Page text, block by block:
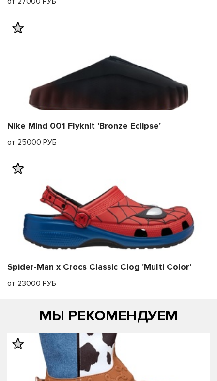
Nike Mind 001 Flyknit 'Bronze Eclipse'
от 25000 РУБ
Spider-Man x Crocs Classic Clog 'Multi Color'
от 23000 РУБ
МЫ РЕКОМЕНДУЕМ